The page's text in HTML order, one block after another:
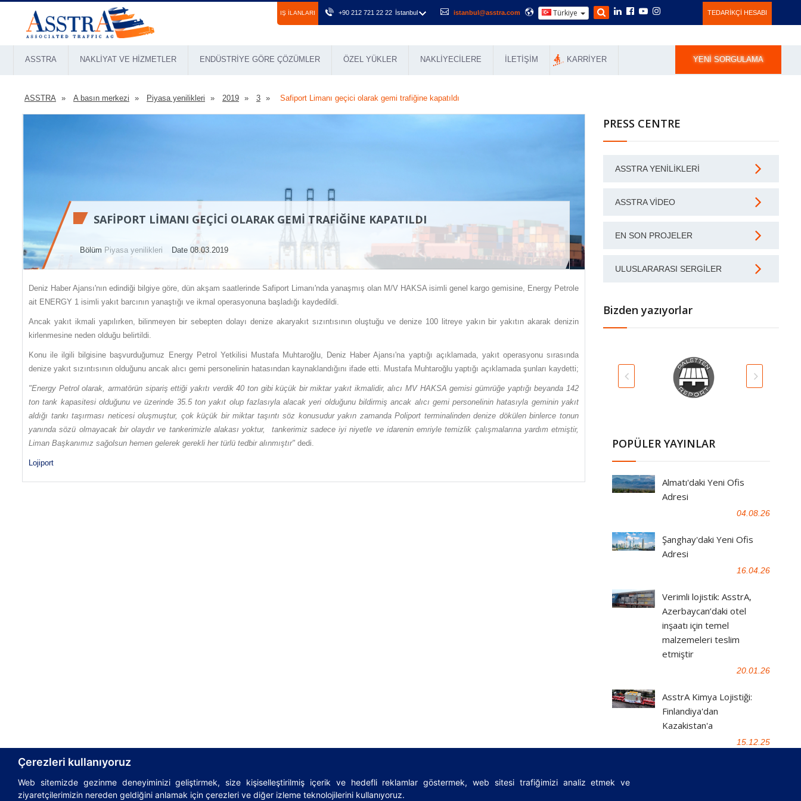
Çerezleri kullanıyoruz
Web sitemizde gezinme deneyiminizi geliştirmek, size kişiselleştirilmiş içerik ve hedefli reklamlar göstermek, web sitesi trafiğimizi analiz etmek ve
ziyaretçilerimizin nereden geldiğini anlamak için çerezleri ve diğer izleme teknolojilerini kullanıyoruz.
IŞ ILANLARI +90 212 721 22 22 İstanbul istanbul@asstra.com Türkiye TEDARIKÇI HESABI
ASSTRA NAKLIYAT VE HIZMETLER ENDÜSTRIYE GÖRE ÇÖZÜMLER ÖZEL YÜKLER NAKLIYECILERE İLETIŞIM KARRIYER YENI SORGULAMA
ASSTRA A basın merkezi Piyasa yenilikleri 2019 3 Safiport Limanı geçici olarak gemi trafiğine kapatıldı
SAFIPORT LIMANI GEÇICI OLARAK GEMI TRAFIĞINE KAPATILDI
Bölüm Piyasa yenilikleri Date 08.03.2019
Deniz Haber Ajansı'nın edindiği bilgiye göre, dün akşam saatlerinde Safiport Limanı'nda yanaşmış olan M/V HAKSA isimli genel kargo gemisine, Energy Petrole
ait ENERGY 1 isimli yakıt barcının yanaştığı ve ikmal operasyonuna başladığı kaydedildi.
Ancak yakıt ikmali yapılırken, bilinmeyen bir sebepten dolayı denize akaryakıt sızıntısının oluştuğu ve denize 100 litreye yakın bir yakıtın akarak denizin
kirlenmesine neden olduğu belirtildi.
Konu ile ilgili bilgisine başvurduğumuz Energy Petrol Yetkilisi Mustafa Muhtaroğlu, Deniz Haber Ajansı'na yaptığı açıklamada, yakıt operasyonu sırasında
denize yakıt sızıntısının olduğunu ancak alıcı gemi personelinin hatasından kaynaklandığını ifade etti. Mustafa Muhtaroğlu yaptığı açıklamada şunları kaydetti;
"Energy Petrol olarak, armatörün sipariş ettiği yakıtı verdik 40 ton gibi küçük bir miktar yakıt ikmalidir, alıcı MV HAKSA gemisi gümrüğe yaptığı beyanda 142
ton tank kapasitesi olduğunu ve üzerinde 35.5 ton yakıt olup fazlasıyla alacak yeri olduğunu bildirmiş ancak alıcı gemi personelinin hatasıyla geminin yakıt
aldığı tankı taşırması neticesi oluşmuştur, çok küçük bir miktar taşıntı söz konusudur yakın zamanda Poliport terminalinden denize dökülen binlerce tonun
yanında sözü olmayacak bir olaydır ve tankerimizle alakası yoktur, tankerimiz sadece iyi niyetle ve idarenin emriyle temizlik çalışmalarına yardım etmiştir,
Liman Başkanımız sağolsun hemen gelerek gerekli her türlü tedbir alınmıştır" dedi.
Lojiport
PRESS CENTRE
ASSTRA YENILIKLERI
ASSTRA VIDEO
EN SON PROJELER
ULUSLARARASI SERGILER
Bizden yazıyorlar
POPÜLER YAYINLAR
Almatı'daki Yeni Ofis
Adresi
04.08.26
Şanghay'daki Yeni Ofis
Adresi
16.04.26
Verimli lojistik: AsstrA,
Azerbaycan’daki otel
inşaatı için temel
malzemeleri teslim
etmiştir
20.01.26
AsstrA Kimya Lojistiği:
Finlandiya'dan
Kazakistan'a
15.12.25
© 1995-2026AsstrA-Associated Traffic AG|Incoterms|Sözlük|Lojistik rehberi|Privacy Policy